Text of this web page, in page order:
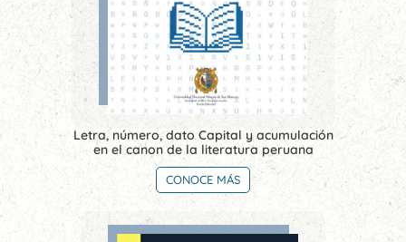
Letra, número, dato Capital y acumulación
en el canon de la literatura peruana
CONOCE MÁS